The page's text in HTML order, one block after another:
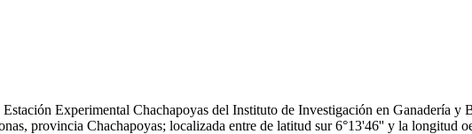
Experimental Chachapoyas del Instituto de Investigación en Ganadería
provincia Chachapoyas; localizada entre de latitud sur 6°13'46'' y la longitud